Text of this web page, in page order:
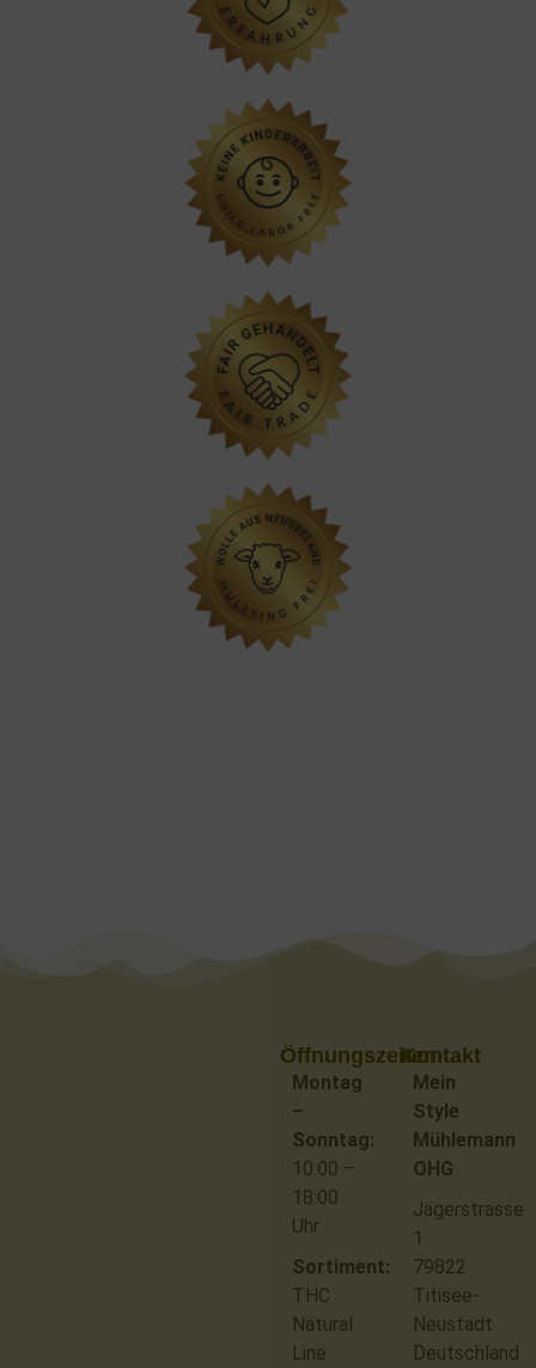
Kontakt
Mein
Style
Mühlemann
OHG
Jägerstrasse
1
79822
Titisee-
Neustadt
Deutschland
Öffnungszeiten
Montag
–
Sonntag:
10:00 –
18:00
Uhr
Sortiment:
THC
Natural
Line